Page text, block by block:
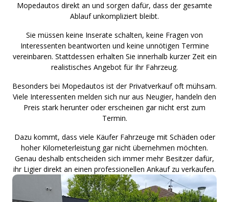
Mopedautos direkt an und sorgen dafür, dass der gesamte
Ablauf unkompliziert bleibt.
Sie müssen keine Inserate schalten, keine Fragen von
Interessenten beantworten und keine unnötigen Termine
vereinbaren. Stattdessen erhalten Sie innerhalb kurzer Zeit ein
realistisches Angebot für Ihr Fahrzeug.
Besonders bei Mopedautos ist der Privatverkauf oft mühsam.
Viele Interessenten melden sich nur aus Neugier, handeln den
Preis stark herunter oder erscheinen gar nicht erst zum
Termin.
Dazu kommt, dass viele Käufer Fahrzeuge mit Schäden oder
hoher Kilometerleistung gar nicht übernehmen möchten.
Genau deshalb entscheiden sich immer mehr Besitzer dafür,
ihr Ligier direkt an einen professionellen Ankauf zu verkaufen.